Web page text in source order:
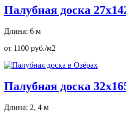
Палубная доска
Длина: 6 м
от 1100 руб./м2
Палубная доска
Длина: 2, 4 м